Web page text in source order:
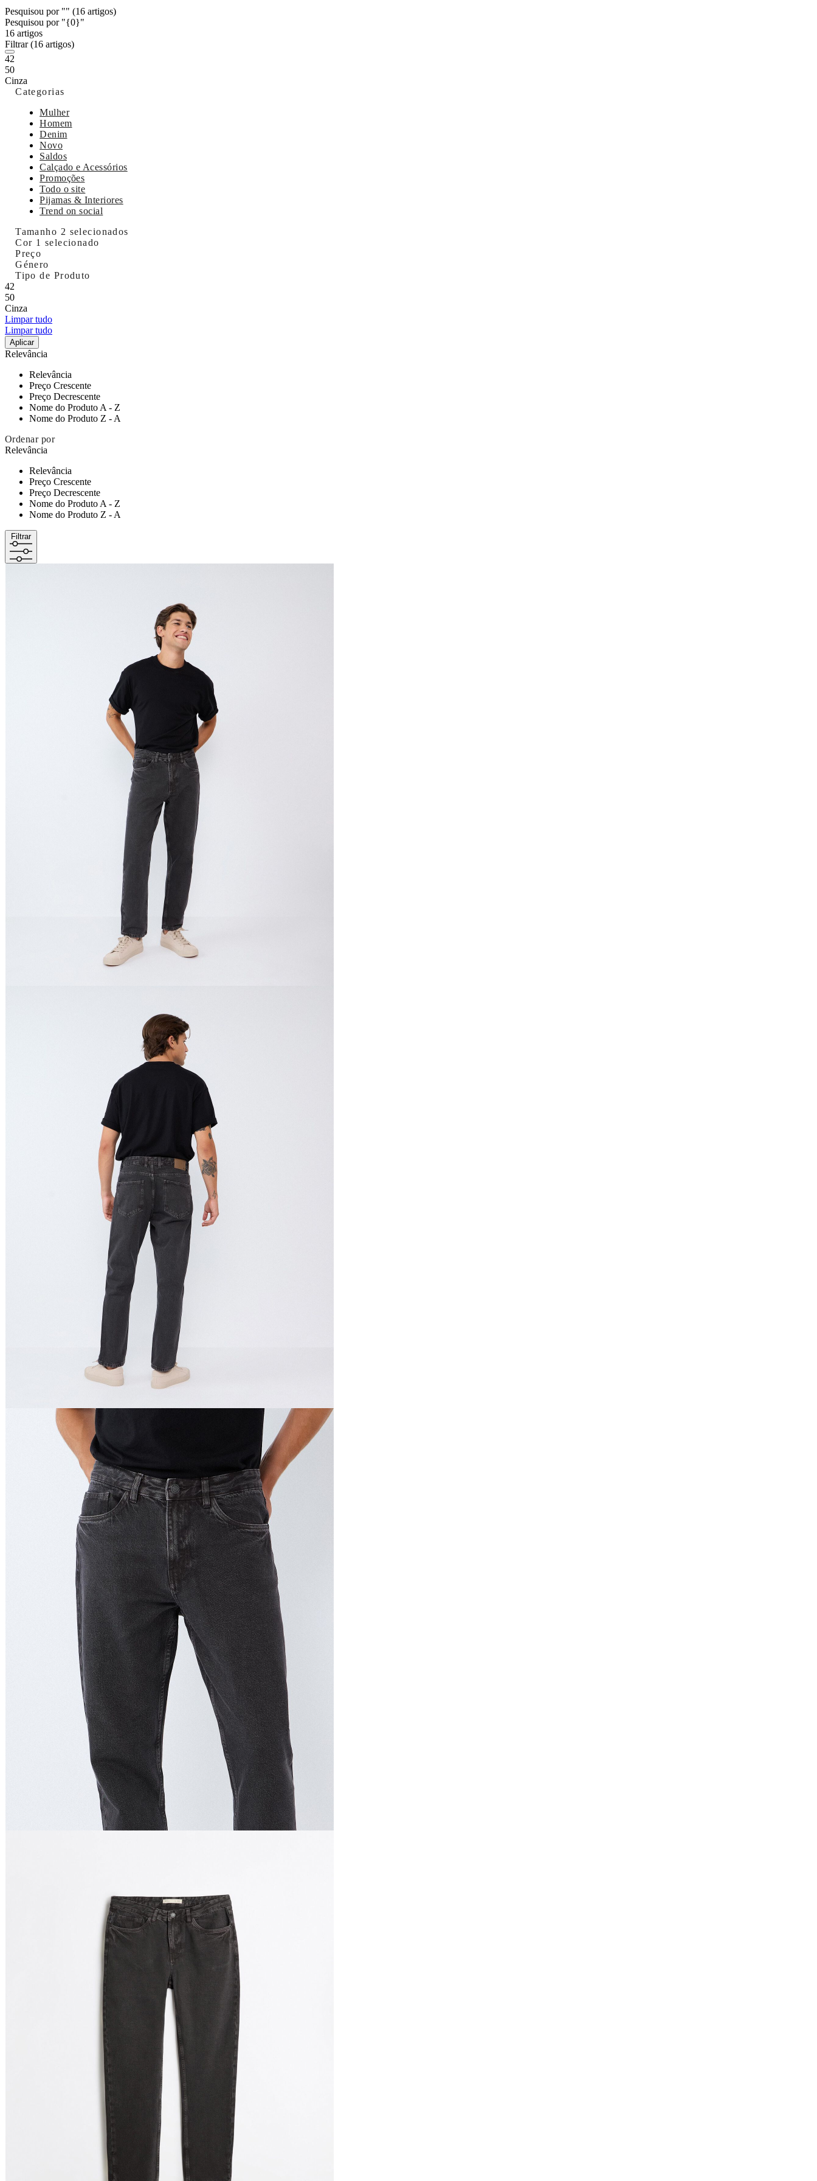
Pesquisou por "" (16 artigos)
Pesquisou por "{0}"
16 artigos
Filtrar(16 artigos)
42
50
Cinza
Categorias
Mulher
Homem
Denim
Novo
Saldos
Calçado e Acessórios
Promoções
Todo o site
Pijamas & Interiores
Trend on social
Tamanho 2 selecionados
Cor 1 selecionado
Preço
Género
Tipo de Produto
42
50
Cinza
Limpar tudo
Limpar tudo
Aplicar
Relevância
Relevância
Preço Crescente
Preço Decrescente
Nome do Produto A - Z
Nome do Produto Z - A
Ordenar por
Relevância
Relevância
Preço Crescente
Preço Decrescente
Nome do Produto A - Z
Nome do Produto Z - A
Filtrar